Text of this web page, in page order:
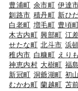
豊浦町 余市町 伊達
釧路市 積丹町 新ひ
白老町 増毛町 豊頃
木古内町 興部町 江
せたな町 北斗市 浜
稚内市 白糠町 えり
神恵内村 大樹町 福
新冠町 洞爺湖町 初
むかわ町 蘭越町 苫